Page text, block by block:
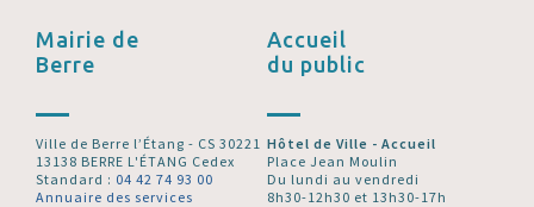
Mairie de
Berre
Ville de Berre l’Étang - CS 30221
13138 BERRE L'ÉTANG Cedex
Standard : 04 42 74 93 00
Annuaire des services
Accueil
du public
Hôtel de Ville - Accueil
Place Jean Moulin
Du lundi au vendredi
8h30-12h30 et 13h30-17h